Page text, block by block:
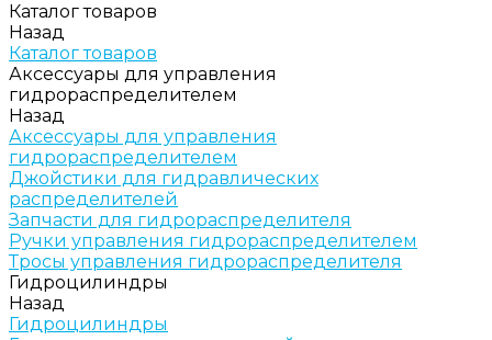
Каталог товаров
Назад
Каталог товаров
Аксессуары для управления
гидрораспределителем
Назад
Аксессуары для управления
гидрораспределителем
Джойстики для гидравлических
распределителей
Запчасти для гидрораспределителя
Ручки управления гидрораспределителем
Тросы управления гидрораспределителя
Гидроцилиндры
Назад
Гидроцилиндры